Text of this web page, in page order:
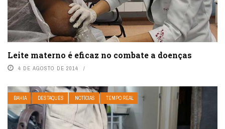
Leite materno é eficaz no combate a doenças
4 DE AGOSTO DE 2014
BAHIA DESTAQUES NOTÍCIAS TEMPO REAL